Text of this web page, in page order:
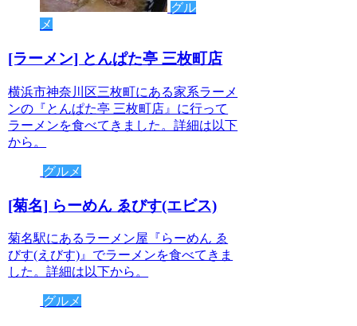
グル
メ
[ラーメン] とんぱた亭 三枚町店
横浜市神奈川区三枚町にある家系ラーメ
ンの『とんぱた亭 三枚町店』に行って
ラーメンを食べてきました。詳細は以下
から。
グルメ
[菊名] らーめん ゑびす(エビス)
菊名駅にあるラーメン屋『らーめん ゑ
びす(えびす)』でラーメンを食べてきま
した。詳細は以下から。
グルメ